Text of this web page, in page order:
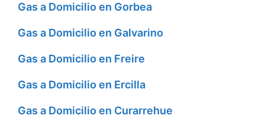
Gas a Domicilio en Gorbea
Gas a Domicilio en Galvarino
Gas a Domicilio en Freire
Gas a Domicilio en Ercilla
Gas a Domicilio en Curarrehue